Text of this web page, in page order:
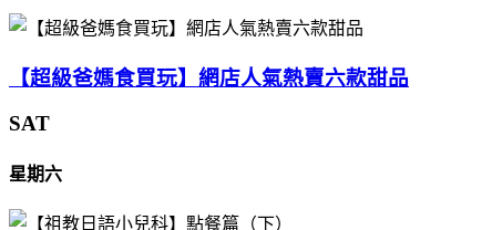
【超級爸媽食買玩】網店人氣熱賣六款甜品
SAT
星期六